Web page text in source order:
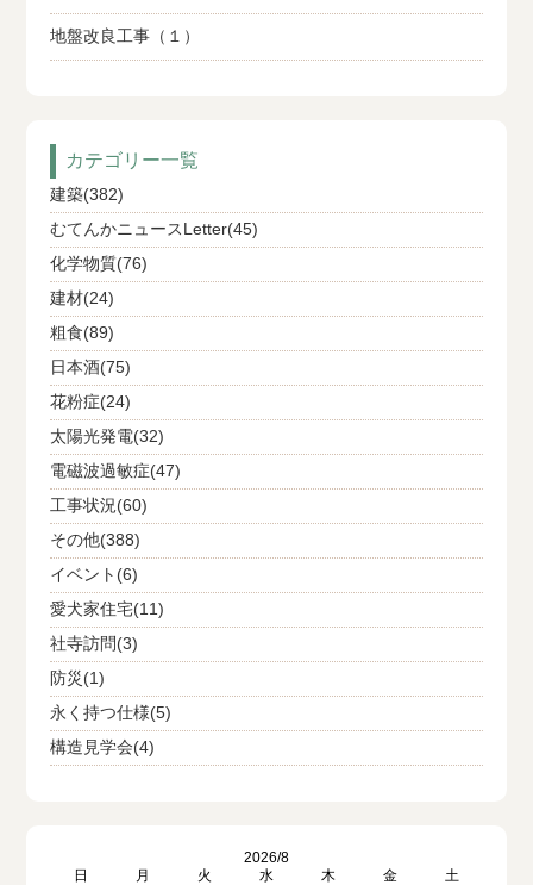
地盤改良工事（１）
カテゴリー一覧
建築(382)
むてんかニュースLetter(45)
化学物質(76)
建材(24)
粗食(89)
日本酒(75)
花粉症(24)
太陽光発電(32)
電磁波過敏症(47)
工事状況(60)
その他(388)
イベント(6)
愛犬家住宅(11)
社寺訪問(3)
防災(1)
永く持つ仕様(5)
構造見学会(4)
2026/8
日
月 火 水 木 金
土